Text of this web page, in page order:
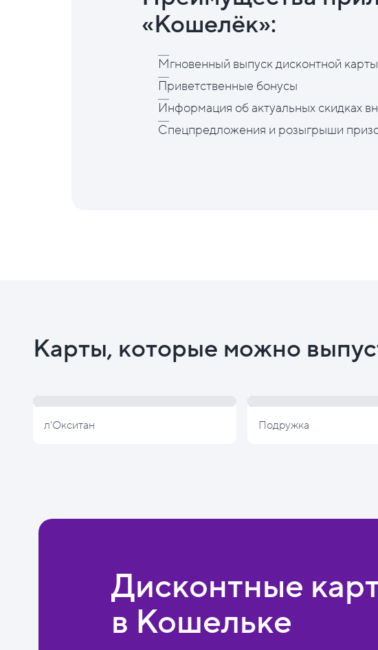
«Кошелёк»:
Мгновенный выпуск дисконтной карты
Приветственные бонусы
Информация об актуальных скидках
Спецпредложения и розыгрыши
Карты, которые можно
л'Окситан Подружка
Дисконтные
в Кошельке